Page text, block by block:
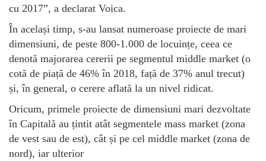
cu 2017”, a declarat Voica.
În același timp, s-au lansat numeroase proiecte de mari
dimensiuni, de peste 800-1.000 de locuințe, ceea ce
denotă majorarea cererii pe segmentul middle market (o
cotă de piață de 46% în 2018, față de 37% anul trecut)
și, în general, o cerere aflată la un nivel ridicat.
Oricum, primele proiecte de dimensiuni mari dezvoltate
în Capitală au țintit atât segmentele mass market (zona
de vest sau de est), cât și pe cel middle market (zona de
nord), iar ulterior